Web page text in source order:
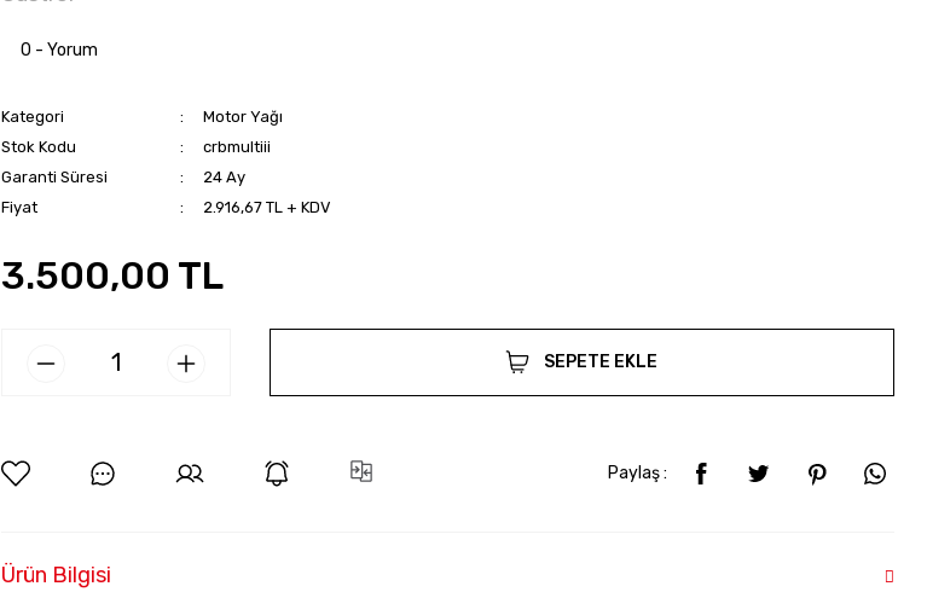
0 - Yorum
Kategori
Motor Yağı
Stok Kodu
crbmultiii
Garanti Süresi
24 Ay
Fiyat
2.916,67 TL + KDV
3.500,00 TL
SEPETE EKLE
Paylaş :
Ürün Bilgisi